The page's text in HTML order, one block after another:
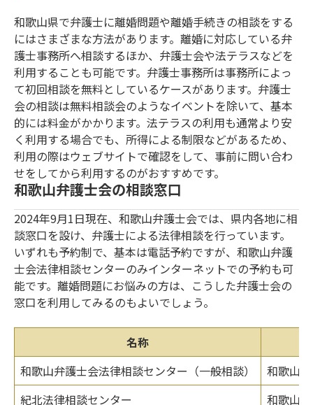
和歌山県で弁護士に離婚問題や離婚手続きの相談をする
にはさまざまな方法があります。離婚に対応している弁
護士事務所へ相談するほか、弁護士会や法テラスなどを
利用することも可能です。弁護士事務所は事務所によっ
て初回相談を無料としているケースがあります。弁護士
会の相談は無料相談会のようなイベントを除いて、基本
的には料金がかかります。法テラスの利用も通常より安
く利用する場合でも、所得による制限などがあるため、
利用の際はウェブサイトで確認をして、事前に問い合わ
せをしてから利用するのがおすすめです。
和歌山弁護士会の相談窓口
2024年9月1日現在、和歌山弁護士会では、県内各地に相
談窓口を設け、弁護士による法律相談を行っています。
いずれも予約制で、基本は電話予約ですが、和歌山弁護
士会法律相談センターのみインターネットでの予約も可
能です。離婚問題にお悩みの方は、こうした弁護士会の
窓口を利用してみるのもよいでしょう。
名称
和歌山弁護士会法律相談センター（一般相談）
和歌山
紀北法律相談センター
和歌山